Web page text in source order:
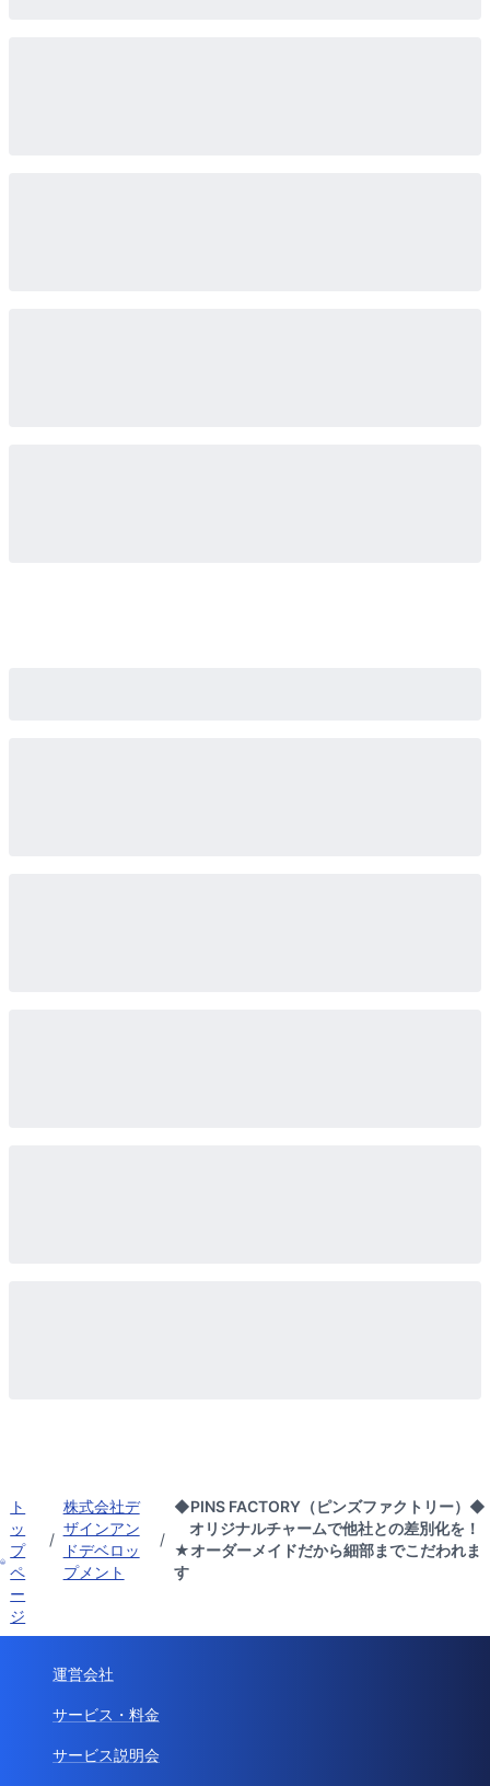
ト
ッ
プ
ペ
ー
ジ
/
株式会社デ
ザインアン
ドデベロッ
プメント
/
◆PINS FACTORY（ピンズファクトリー）◆
オリジナルチャームで他社との差別化を！
★オーダーメイドだから細部までこだわれま
す
運営会社
サービス・料金
サービス説明会